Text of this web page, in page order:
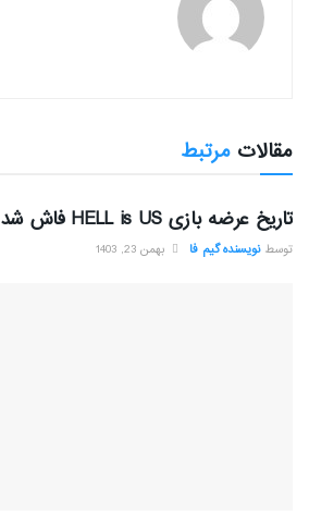
مقالات مرتبط
تاریخ عرضه بازی HELL is US فاش شد
توسط نویسنده گیم فا بهمن 23, 1403